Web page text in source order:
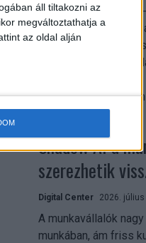
áll tiltakozni az
megváltoztathatja a
az oldal alján
A 2026-os
közszolgálati
technológiai
– írja a Broadband
az átlagos nézőszám
Shadow AI a
szerezhetik
Digital Center 2026. július
A munkavállalók
munkában, ám friss